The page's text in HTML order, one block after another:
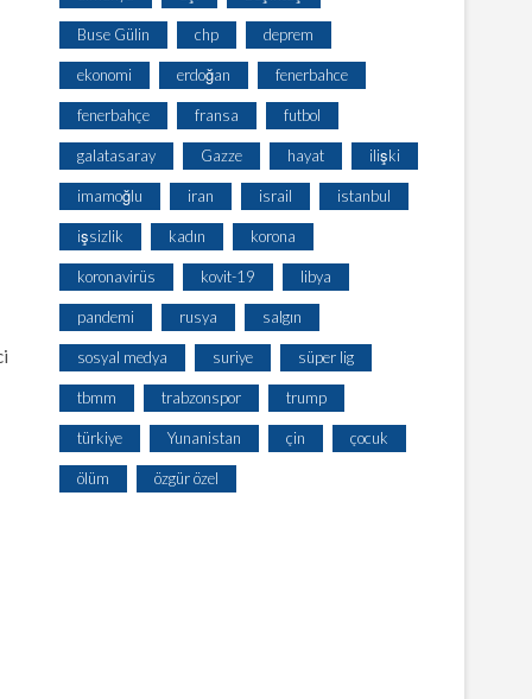
Buse Gülin chp deprem
ekonomi erdoğan fenerbahce
fenerbahçe fransa futbol
galatasaray Gazze hayat ilişki
imamoğlu iran israil istanbul
işsizlik kadın korona
koronavirüs kovit-19 libya
pandemi rusya salgın
sosyal medya suriye süper lig
tbmm trabzonspor trump
türkiye Yunanistan çin çocuk
ölüm özgür özel